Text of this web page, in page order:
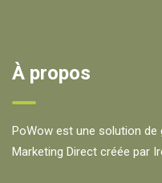
À propos
PoWow est une solution de
Marketing Direct créée par